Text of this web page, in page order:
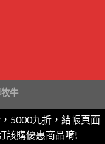
牛
5000九折，結帳頁面
該購優惠商品唷!